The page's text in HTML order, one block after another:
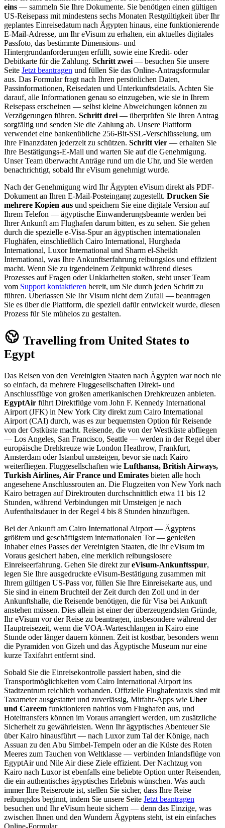
eins — sammeln Sie Ihre Dokumente. Sie benötigen einen gültigen
US-Reisepass mit mindestens sechs Monaten Restgültigkeit über Ihr
geplantes Einreisedatum nach Ägypten hinaus, eine funktionierende
E-Mail-Adresse, um Ihr eVisum zu erhalten, ein aktuelles digitales
Passfoto, das bestimmte Dimensions- und
Hintergrundanforderungen erfüllt, sowie eine Kredit- oder
Debitkarte für die Zahlung. Schritt zwei — besuchen Sie unsere
Seite Jetzt beantragen und füllen Sie das Online-Antragsformular
aus. Das Formular fragt nach Ihren persönlichen Daten,
Passinformationen, Reisedaten und Unterkunftsdetails. Achten Sie
darauf, alle Informationen genau so einzugeben, wie sie in Ihrem
Reisepass erscheinen — selbst kleine Abweichungen können zu
Verzögerungen führen. Schritt drei — überprüfen Sie Ihren Antrag
sorgfältig und senden Sie die Zahlung ab. Unsere Plattform
verwendet eine bankenübliche 256-Bit-SSL-Verschlüsselung, um
Ihre Finanzdaten jederzeit zu schützen. Schritt vier — erhalten Sie
Ihre Bestätigungs-E-Mail und warten Sie auf die Genehmigung.
Unser Team überwacht Anträge rund um die Uhr, und Sie werden
benachrichtigt, sobald Ihr eVisum genehmigt wurde.
Nach der Genehmigung wird Ihr Ägypten eVisum direkt als PDF-
Dokument an Ihren E-Mail-Posteingang zugestellt. Drucken Sie
mehrere Kopien aus und speichern Sie eine digitale Version auf
Ihrem Telefon — ägyptische Einwanderungsbeamte werden bei
Ihrer Ankunft am Flughafen darum bitten, es zu sehen. Sie gehen
durch die spezielle e-Visa-Spur an ägyptischen internationalen
Flughäfen, einschließlich Cairo International, Hurghada
International, Luxor International und Sharm el-Sheikh
International, was Ihre Ankunftserfahrung reibungslos und effizient
macht. Wenn Sie zu irgendeinem Zeitpunkt während dieses
Prozesses auf Fragen oder Unklarheiten stoßen, steht unser Team
vom Support kontaktieren bereit, um Sie durch jeden Schritt zu
führen. Überlassen Sie Ihr Visum nicht dem Zufall — beantragen
Sie es über die Plattform, die speziell dafür entwickelt wurde, diesen
Prozess für Sie mühelos zu gestalten.
Travelling from United States to
Egypt
Das Reisen von den Vereinigten Staaten nach Ägypten war noch nie
so einfach, da mehrere Fluggesellschaften Direkt- und
Anschlussflüge von großen amerikanischen Drehkreuzen anbieten.
EgyptAir führt Direktflüge vom John F. Kennedy International
Airport (JFK) in New York City direkt zum Cairo International
Airport (CAI) durch, was es zur bequemsten Option für Reisende
von der Ostküste macht. Reisende, die von der Westküste abfliegen
— Los Angeles, San Francisco, Seattle — werden in der Regel über
europäische Drehkreuze wie London Heathrow, Frankfurt,
Amsterdam oder Istanbul umsteigen, bevor sie nach Kairo
weiterfliegen. Fluggesellschaften wie Lufthansa, British Airways,
Turkish Airlines, Air France und Emirates bieten alle hoch
angesehene Anschlussrouten an. Die Flugzeiten von New York nach
Kairo betragen auf Direktrouten durchschnittlich etwa 11 bis 12
Stunden, während Verbindungen mit Umsteigen je nach
Aufenthaltsdauer in der Regel 4 bis 8 Stunden hinzufügen.
Bei der Ankunft am Cairo International Airport — Ägyptens
größtem und geschäftigstem internationalen Tor — genießen
Inhaber eines Passes der Vereinigten Staaten, die ihr eVisum im
Voraus gesichert haben, eine merklich reibungslosere
Einreiseerfahrung. Gehen Sie direkt zureVisum-Ankunftsspur,
legen Sie Ihre ausgedruckte eVisum-Bestätigung zusammen mit
Ihrem gültigen US-Pass vor, füllen Sie Ihre Einreisekarte aus, und
Sie sind in einem Bruchteil der Zeit durch den Zoll und in der
Ankunftshalle, die Reisende benötigen, die für Visa bei Ankunft
anstehen müssen. Dies allein ist einer der überzeugendsten Gründe,
Ihr eVisum vor der Reise zu beantragen, insbesondere während der
Hauptreisezeit, wenn die VOA-Warteschlangen in Kairo eine
Stunde oder länger dauern können. Zeit ist kostbar, besonders wenn
die Pyramiden von Gizeh und das Ägyptische Museum nur eine
kurze Taxifahrt entfernt sind.
Sobald Sie die Einreisekontrolle passiert haben, sind die
Transportmöglichkeiten vom Cairo International Airport ins
Stadtzentrum reichlich vorhanden. Offizielle Flughafentaxis sind mit
Taxameter ausgestattet und zuverlässig, Mitfahr-Apps wie Uber
und Careem funktionieren nahtlos vom Flughafen aus, und
Hoteltransfers können im Voraus arrangiert werden, um zusätzliche
Sicherheit zu gewährleisten. Wenn Ihr ägyptisches Abenteuer Sie
über Kairo hinausführt — nach Luxor zum Tal der Könige, nach
Assuan zu den Abu Simbel-Tempeln oder an die Küste des Roten
Meeres zum Tauchen von Weltklasse — verbinden Inlandsflüge von
EgyptAir und Nile Air diese Ziele effizient. Der Nachtzug von
Kairo nach Luxor ist ebenfalls eine beliebte Option unter Reisenden,
die ein authentisches ägyptisches Erlebnis wünschen. Was auch
immer Ihre Reiseroute ist, stellen Sie sicher, dass Ihre Reise
reibungslos beginnt, indem Sie unsere Seite Jetzt beantragen
besuchen und Ihr eVisum heute sichern — denn das Einzige, was
zwischen Ihnen und den Wundern Ägyptens steht, ist ein einfaches
Online-Formular.